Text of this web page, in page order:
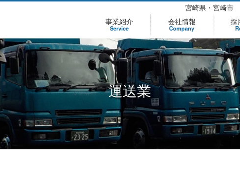
宮崎県・宮崎市
事業紹介
Service
会社情報
Company
採
運送業